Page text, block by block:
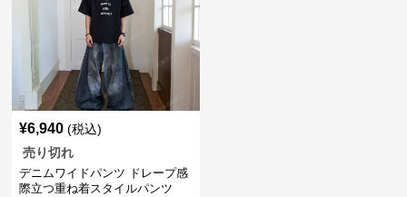
¥6,940 (税込)
売り切れ
デニムワイドパンツ ドレープ感
際立つ重ね着スタイルパンツ